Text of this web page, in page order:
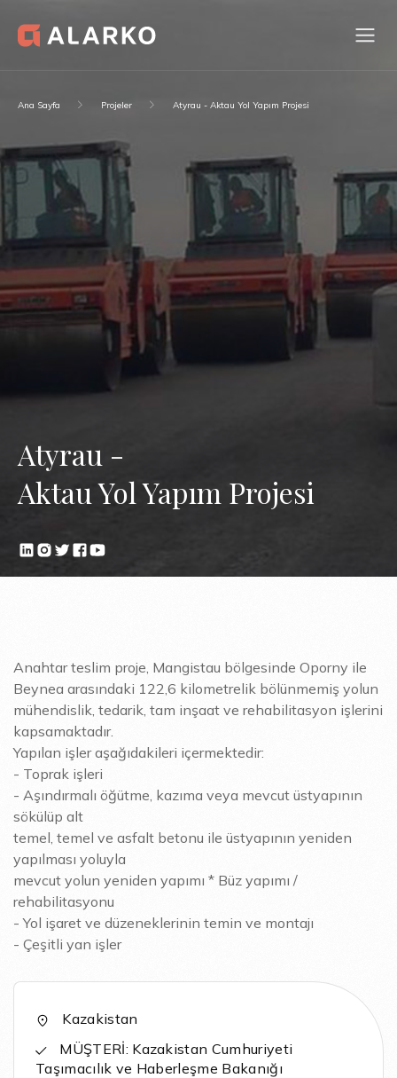
Ana Sayfa Projeler Atyrau - Aktau Yol Yapım Projesi
Atyrau -
Aktau Yol Yapım Projesi
Anahtar teslim proje, Mangistau bölgesinde Oporny ile
Beynea arasındaki 122,6 kilometrelik bölünmemiş yolun
mühendislik, tedarik, tam inşaat ve rehabilitasyon işlerini
kapsamaktadır.
Yapılan işler aşağıdakileri içermektedir:
- Toprak işleri
- Aşındırmalı öğütme, kazıma veya mevcut üstyapının
sökülüp alt
temel, temel ve asfalt betonu ile üstyapının yeniden
yapılması yoluyla
mevcut yolun yeniden yapımı * Büz yapımı /
rehabilitasyonu
- Yol işaret ve düzeneklerinin temin ve montajı
- Çeşitli yan işler
Kazakistan
MÜŞTERİ: Kazakistan Cumhuriyeti
Taşımacılık ve Haberleşme Bakanığı